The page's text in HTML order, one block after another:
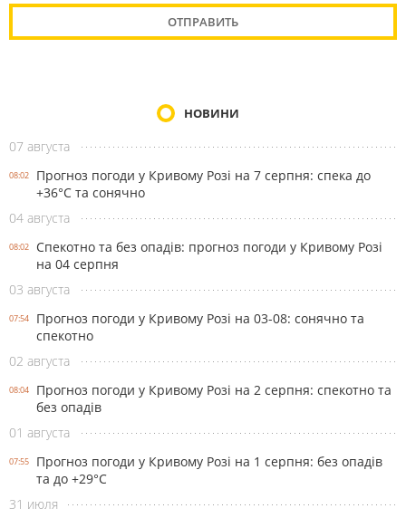
НОВИНИ
07 августа
08:02
Прогноз погоди у Кривому Розі на 7 серпня: спека до
+36°С та сонячно
04 августа
08:02
Спекотно та без опадів: прогноз погоди у Кривому Розі
на 04 серпня
03 августа
07:54
Прогноз погоди у Кривому Розі на 03-08: сонячно та
спекотно
02 августа
08:04
Прогноз погоди у Кривому Розі на 2 серпня: спекотно та
без опадів
01 августа
07:55
Прогноз погоди у Кривому Розі на 1 серпня: без опадів
та до +29°С
31 июля